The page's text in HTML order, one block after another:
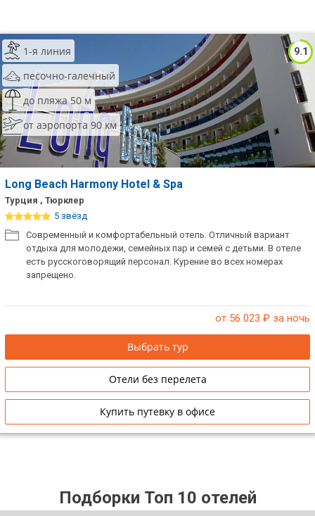
9.1
1-я линия
песочно-галечный
до пляжа 50 м
от аэропорта 90 км
Long Beach Harmony Hotel & Spa
Турция , Тюрклер
5 звёзд
Современный и комфортабельный отель. Отличный вариант
отдыха для молодежи, семейных пар и семей с детьми. В отеле
есть русскоговорящий персонал. Курение во всех номерах
запрещено.
от 56 023 ₽ за ночь
Выбрать тур
Отели без перелета
Купить путевку в офисе
Подборки Топ 10 отелей